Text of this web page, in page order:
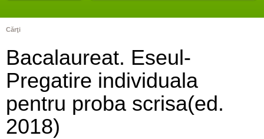
Cărţi
Bacalaureat. Eseul-
Pregatire individuala
pentru proba scrisa(ed.
2018)